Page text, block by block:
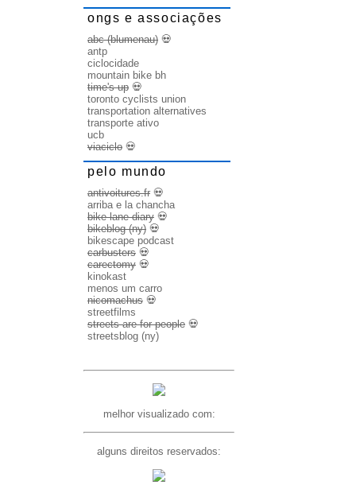
ongs e associações
abc (blumenau) 💀
antp
ciclocidade
mountain bike bh
time's up 💀
toronto cyclists union
transportation alternatives
transporte ativo
ucb
viaciclo 💀
pelo mundo
antivoitures.fr 💀
arriba e la chancha
bike lane diary 💀
bikeblog (ny) 💀
bikescape podcast
carbusters 💀
carectomy 💀
kinokast
menos um carro
nicomachus 💀
streetfilms
streets are for people 💀
streetsblog (ny)
melhor visualizado com:
alguns direitos reservados: